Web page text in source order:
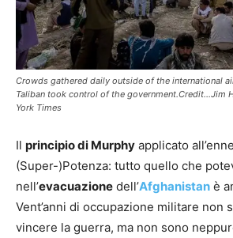
Crowds gathered daily outside of the international
Taliban took control of the government.Credit...Jim
York Times
Il principio di Murphy applicato
(Super-)Potenza: tutto quello che
nell’evacuazione dell’Afghanistan è
Vent’anni di occupazione militare non
vincere la guerra, ma non sono